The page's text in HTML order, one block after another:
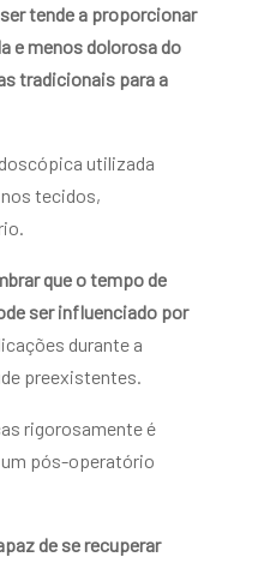
tende a proporcionar
e menos dolorosa do
tradicionais para a
utilizada
tecidos,
que o tempo de
ser influenciado por
durante a
preexistentes.
rigorosamente é
pós-operatório
de se recuperar